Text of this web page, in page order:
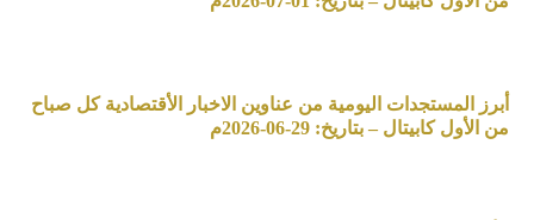
أبرز المستجدات اليومية من عناوين الاخبار الأقتصادية كل صباح
من الأول كابيتال – بتاريخ: 29-06-2026م